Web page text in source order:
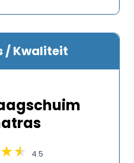
/ Kwaliteit
4.5